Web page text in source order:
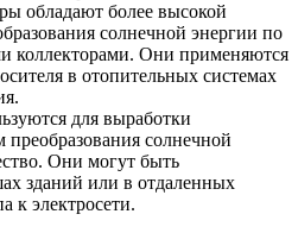
обладают более высокой
солнечной энергии по
коллекторами. Они применяются
в отопительных системах
для выработки
преобразования солнечной
Они могут быть
зданий или в отдаленных
к электросети.